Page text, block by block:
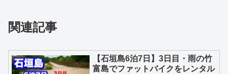
関連記事
【石垣島6泊7日】3日目・雨の竹
富島でファットバイクをレンタル